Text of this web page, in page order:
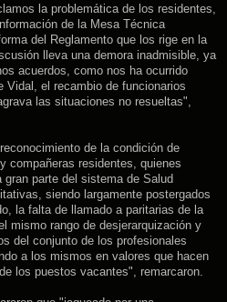
la problemática de los residentes,
de la Mesa Técnica
del Reglamento que los rige en la
lleva una demora inadmisible, ya
acuerdos, como nos ha ocurrido
el recambio de funcionarios
las situaciones no resueltas",
de la condición de
compañeras residentes, quienes
parte del sistema de Salud
siendo largamente postergados
la falta de llamado a paritarias de la
mismo rango de desjerarquización y
del conjunto de los profesionales
a los mismos en valores que hacen
los puestos vacantes", remarcaron.